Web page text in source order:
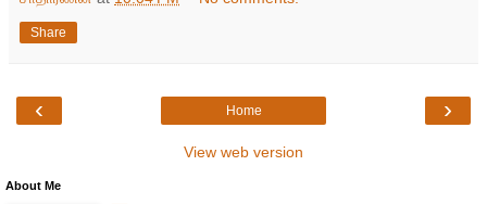
Share
‹ ›
Home
View web version
About Me